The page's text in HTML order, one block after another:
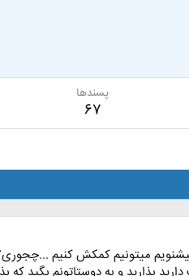
پسندها
67
میتونیم کمکش کنیم